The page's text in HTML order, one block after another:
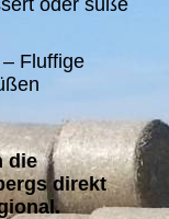
oder süße
Fluffige
die
direkt